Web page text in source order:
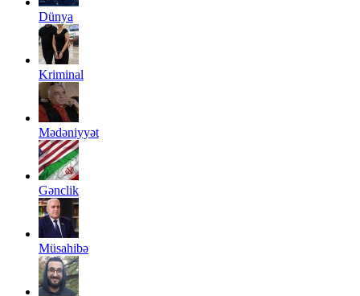
Dünya
Kriminal
Mədəniyyət
Gənclik
Müsahibə